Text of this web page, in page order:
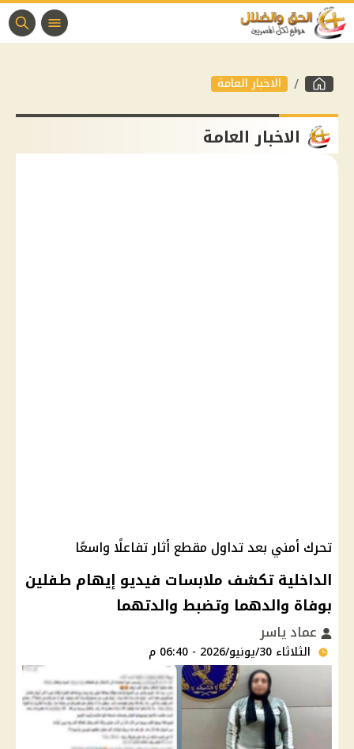
الاخبار العامة
الاخبار العامة
تحرك أمني بعد تداول مقطع أثار تفاعلًا واسعًا
الداخلية تكشف ملابسات فيديو إيهام طفلين
بوفاة والدهما وتضبط والدتهما
عماد ياسر
الثلاثاء 30/يونيو/2026 - 06:40 م